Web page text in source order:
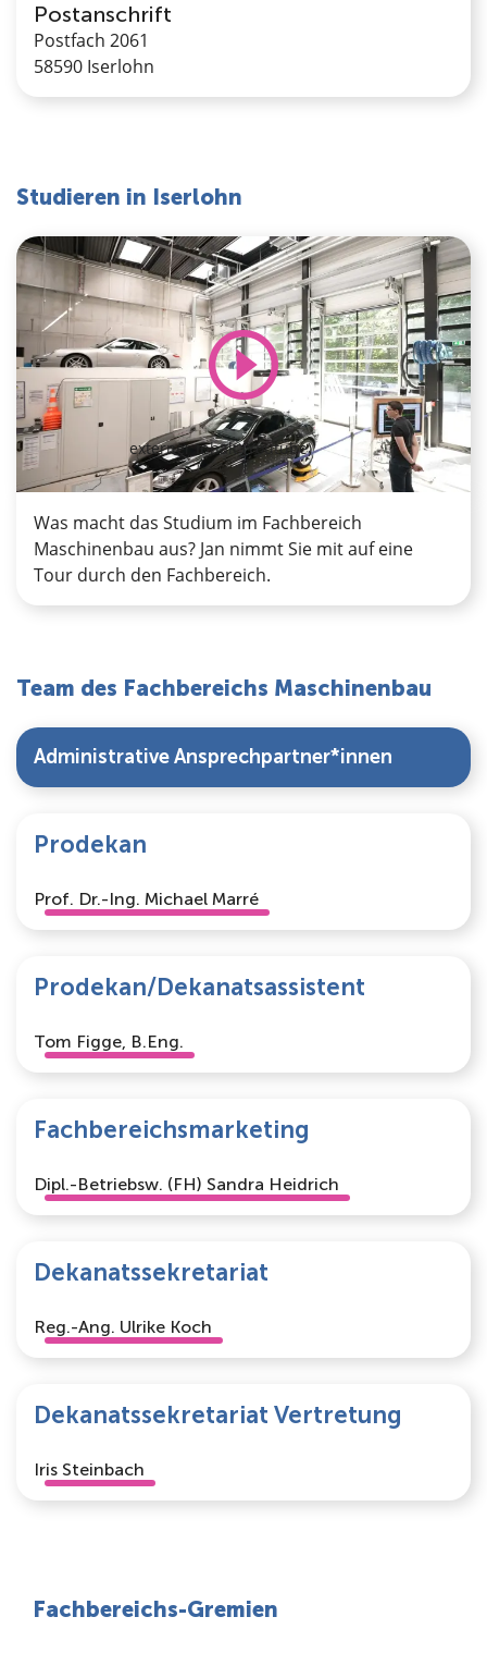
Postanschrift
Postfach 2061
58590 Iserlohn
Studieren in Iserlohn
externer Inhalt (Youtube)
Was macht das Studium im Fachbereich
Maschinenbau aus? Jan nimmt Sie mit auf eine
Tour durch den Fachbereich.
Team des Fachbereichs Maschinenbau
Administrative Ansprechpartner*innen
Prodekan
Prof. Dr.-Ing. Michael Marré
Prodekan/Dekanatsassistent
Tom Figge, B.Eng.
Fachbereichsmarketing
Dipl.-Betriebsw. (FH) Sandra Heidrich
Dekanatssekretariat
Reg.-Ang. Ulrike Koch
Dekanatssekretariat Vertretung
Iris Steinbach
Fachbereichs-Gremien